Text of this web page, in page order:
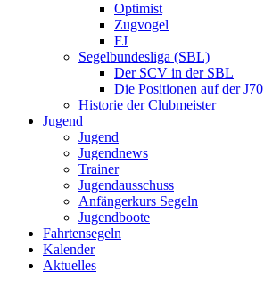
Optimist
Zugvogel
FJ
Segelbundesliga (SBL)
Der SCV in der SBL
Die Positionen auf der J70
Historie der Clubmeister
Jugend
Jugend
Jugendnews
Trainer
Jugendausschuss
Anfängerkurs Segeln
Jugendboote
Fahrtensegeln
Kalender
Aktuelles